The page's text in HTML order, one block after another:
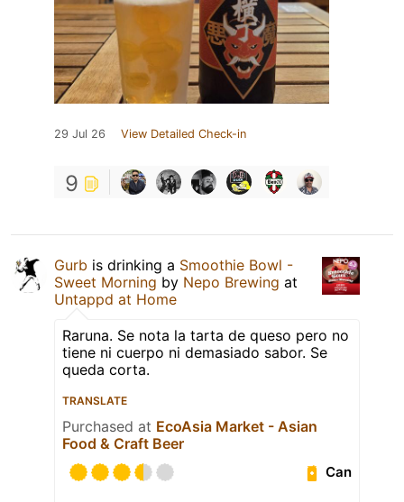
29 Jul 26 View Detailed Check-in
9
Gurb is drinking a Smoothie Bowl -
Sweet Morning by Nepo Brewing at
Untappd at Home
Raruna. Se nota la tarta de queso pero no
tiene ni cuerpo ni demasiado sabor. Se
queda corta.
TRANSLATE
Purchased at EcoAsia Market - Asian
Food & Craft Beer
Can